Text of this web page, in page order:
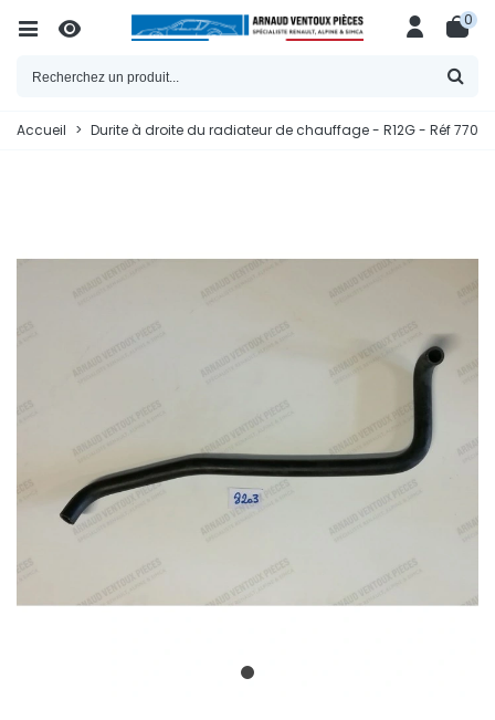
0
Accueil > Durite à droite du radiateur de chauffage - R12G - Réf